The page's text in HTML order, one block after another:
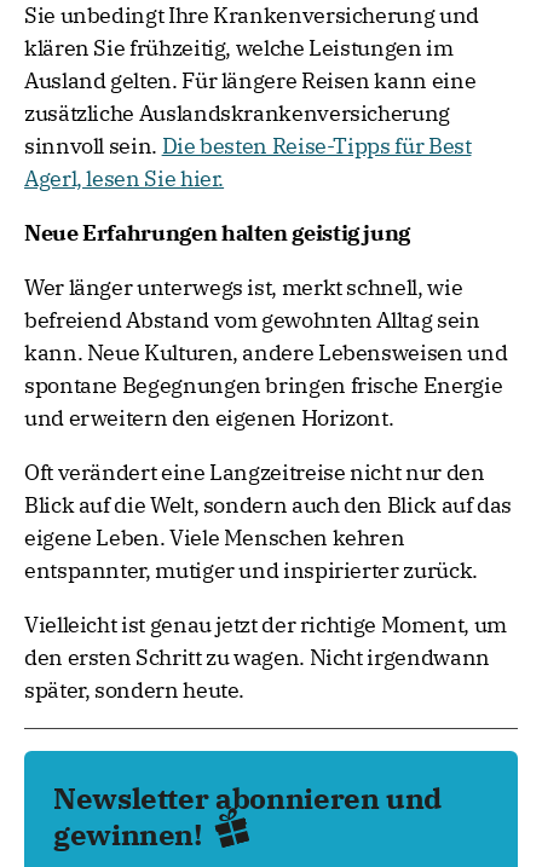
Sie unbedingt Ihre Krankenversicherung und
klären Sie frühzeitig, welche Leistungen im
Ausland gelten. Für längere Reisen kann eine
zusätzliche Auslandskrankenversicherung
sinnvoll sein. Die besten Reise-Tipps für Best
Agerl, lesen Sie hier.
Neue Erfahrungen halten geistig jung
Wer länger unterwegs ist, merkt schnell, wie
befreiend Abstand vom gewohnten Alltag sein
kann. Neue Kulturen, andere Lebensweisen und
spontane Begegnungen bringen frische Energie
und erweitern den eigenen Horizont.
Oft verändert eine Langzeitreise nicht nur den
Blick auf die Welt, sondern auch den Blick auf das
eigene Leben. Viele Menschen kehren
entspannter, mutiger und inspirierter zurück.
Vielleicht ist genau jetzt der richtige Moment, um
den ersten Schritt zu wagen. Nicht irgendwann
später, sondern heute.
Newsletter abonnieren und
gewinnen!